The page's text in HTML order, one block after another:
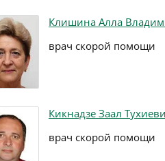
Клишина Алла
врач скорой помощи
Кикнадзе Заал
врач скорой помощи